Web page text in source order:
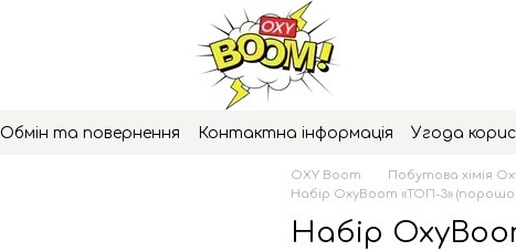
Обмін та повернення Контактна інформація Угода
OXY Boom Побутова хімія
Набір OxyBoom «ТОП-3»
Набір